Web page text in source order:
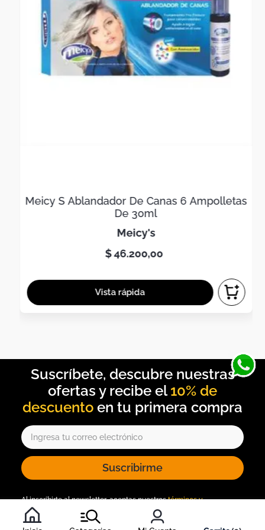
Meicy S Ablandador De Canas 6 Ampolletas
De 30ml
meicy's
$46.200,00
10% de
descuento
Suscribirme
Al inscribirte al newsletter, aceptas nuestrostérminos y
condiciones
, y nuestra política de tratamiento de información